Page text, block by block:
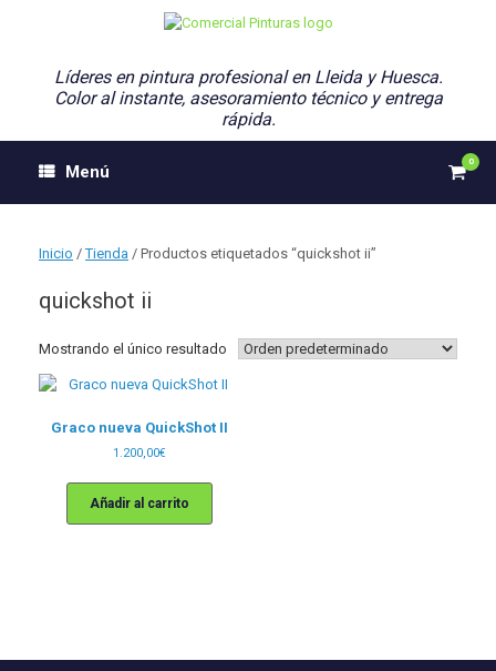
Líderes en pintura profesional en Lleida y Huesca.
Color al instante, asesoramiento técnico y entrega
rápida.
Menú
Ver
0
Inicio /Tienda / Productos etiquetados “quickshot ii”
quickshot ii
Mostrando el único resultado
Graco nueva QuickShot II
1.200,00€
Añadir al carrito